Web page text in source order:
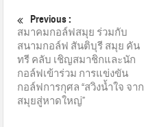
Previous :
สมาคมกอล์ฟสมุย ร่วมกับ
สนามกอล์ฟ สันติบุรี สมุย คัน
ทรี คลับ เชิญสมาชิกและนัก
กอล์ฟเข้าร่วม การแข่งขัน
กอล์ฟการกุศล “สวิงน้ำใจ จาก
สมุยสู่หาดใหญ่”